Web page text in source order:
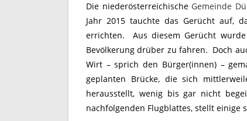
Die niederösterreichische Gemeinde
Jahr 2015 tauchte das Gerücht auf,
errichten. Aus diesem Gerücht
Bevölkerung drüber zu fahren. Doch
Wirt – sprich den Bürger(innen) –
geplanten Brücke, die sich
herausstellt, wenig bis gar nicht
nachfolgenden Flugblattes, stellt einige